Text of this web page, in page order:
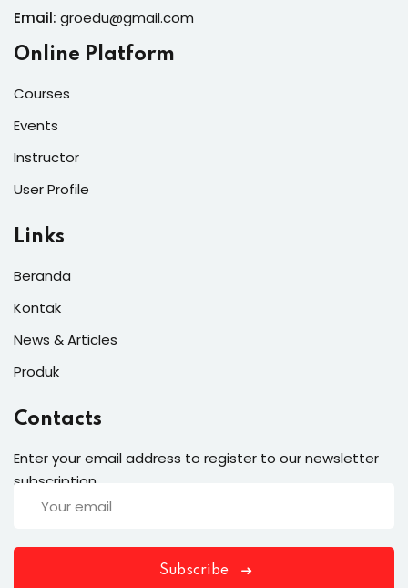
Email: groedu@gmail.com
Online Platform
Courses
Events
Instructor
User Profile
Links
Beranda
Kontak
News & Articles
Produk
Contacts
Enter your email address to register to our newsletter
subscription
Subscribe